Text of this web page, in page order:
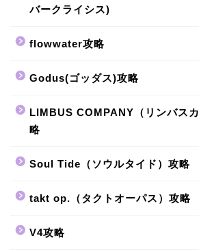
バークライシス)
flowwater攻略
Godus(ゴッダス)攻略
LIMBUS COMPANY（リンバス
略
Soul Tide（ソウルタイド）攻略
takt op.（タクトオーパス）攻略
V4攻略